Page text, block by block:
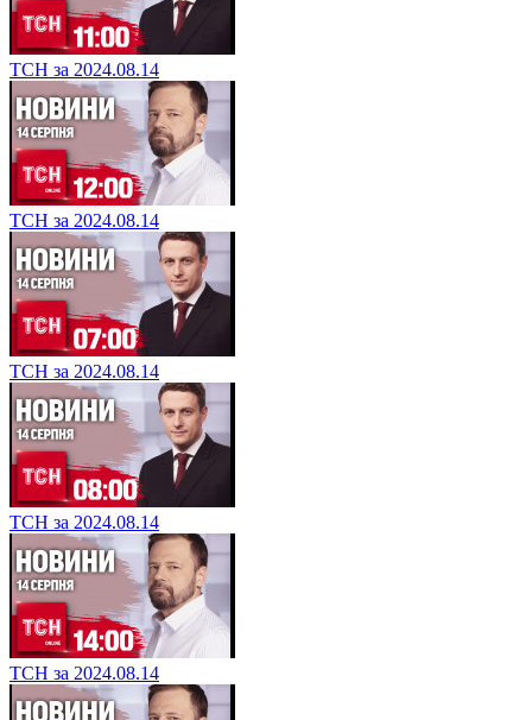
ТСН за 2024.08.14
ТСН за 2024.08.14
ТСН за 2024.08.14
ТСН за 2024.08.14
ТСН за 2024.08.14